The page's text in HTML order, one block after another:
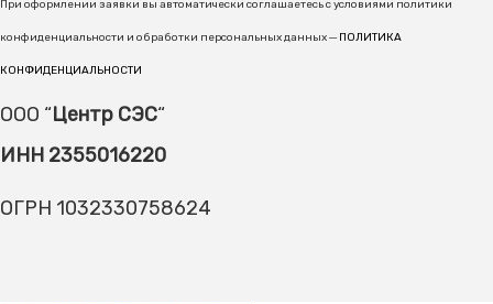
При оформлении заявки вы автоматически соглашаетесь с условиями политики
конфиденциальности и обработки персональных данных ─ ПОЛИТИКА
КОНФИДЕНЦИАЛЬНОСТИ
ООО “Центр СЭС“
ИНН 2355016220
ОГРН 1032330758624